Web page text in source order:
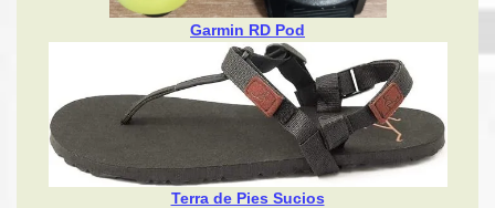
Garmin RD Pod
Terra de Pies Sucios